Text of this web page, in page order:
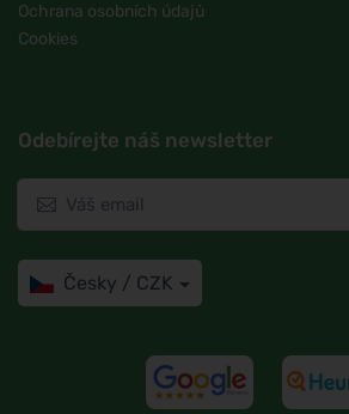
Ochrana osobních údajů
Cookies
Odebírejte náš newsletter
Česky / CZK